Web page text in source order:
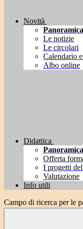
Novità
Panoramica
Le notizie
Le circolari
Calendario
Albo online
Didattica
Panoramica
Offerta
I progetti
Valutazione
Info utili
Campo di ricerca per le